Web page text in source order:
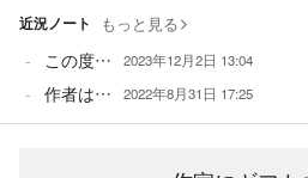
近況ノート もっと見る
この度… 2023年12月2日 13:04
作者は… 2022年8月31日 17:25